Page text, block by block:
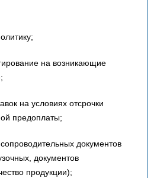
на возникающие
на условиях отсрочки
предоплаты;
документов
документов
продукции);